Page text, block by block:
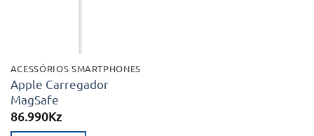
ACESSÓRIOS SMARTPHONES
Apple Carregador
MagSafe
86.990Kz